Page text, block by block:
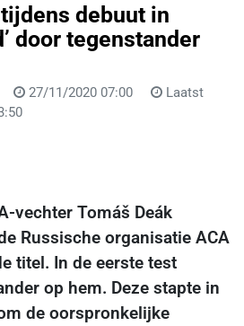
debuut in
door tegenstander
27/11/2020 07:00
Laatst
vechter Tomáš Deák
Russische organisatie ACA
titel. In de eerste test
op hem. Deze stapte in
de oorspronkelijke